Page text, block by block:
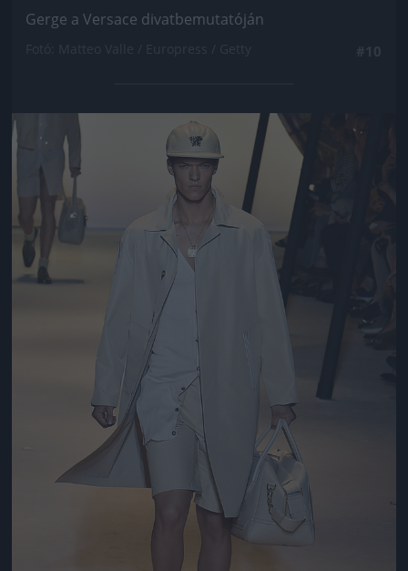
Gerge a Versace divatbemutatóján
Jön még kép!